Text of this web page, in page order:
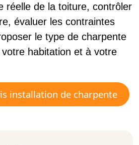
réelle de la toiture, contrôler
évaluer les contraintes
le type de charpente
habitation et à votre
installation de charpente